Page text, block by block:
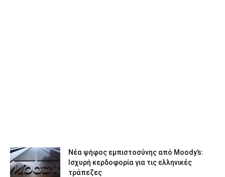
Νέα ψήφος εμπιστοσύνης από Moody’s:
Ισχυρή κερδοφορία για τις ελληνικές
τράπεζες